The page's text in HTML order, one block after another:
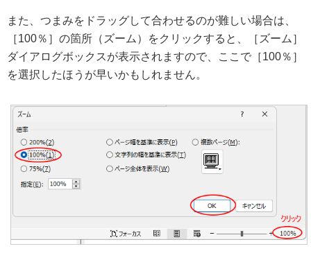
また、つまみをドラッグして合わせるのが難しい場合は、
［100％］の箇所（ズーム）をクリックすると、［ズーム］
ダイアログボックスが表示されますので、ここで［100％］
を選択したほうが早いかもしれません。